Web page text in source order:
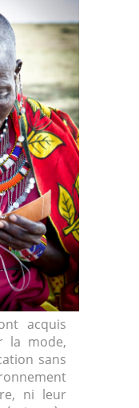
acquis
la mode,
sans
ni leur